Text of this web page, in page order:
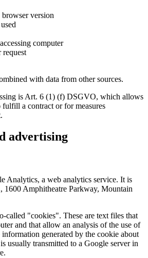
version
computer
request
with data from other sources.
is Art. 6 (1) (f) DSGVO, which allows
fulfill a contract or for measures
advertising
Analytics, a web analytics service. It is
1600 Amphitheatre Parkway, Mountain
called "cookies". These are text files that
and that allow an analysis of the use of
generated by the cookie about
usually transmitted to a Google server in